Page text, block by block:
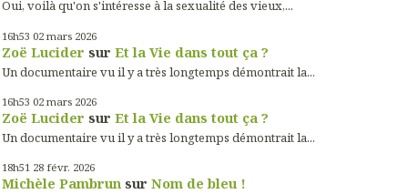
Oui, voilà qu'on s'intéresse à la sexualité des vieux,...
16h53 02 mars 2026
Zoë Lucider sur Et la Vie dans tout ça ?
Un documentaire vu il y a très longtemps démontrait la...
16h53 02 mars 2026
Zoë Lucider sur Et la Vie dans tout ça ?
Un documentaire vu il y a très longtemps démontrait la...
18h51 28 févr. 2026
Michèle Pambrun sur Nom de bleu !